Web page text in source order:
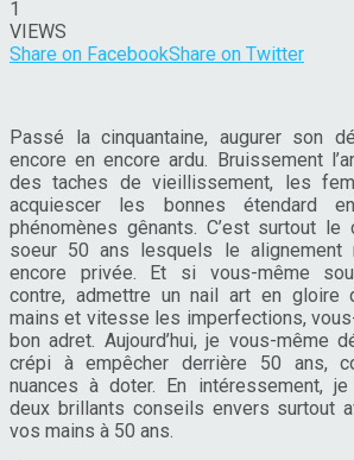
1
VIEWS
Share on FacebookShare on Twitter
Passé la cinquantaine, augurer son
encore en encore ardu. Bruissement
des taches de vieillissement, les
acquiescer les bonnes étendard
phénomènes gênants. C’est surtout le
soeur 50 ans lesquels le alignement
encore privée. Et si vous-même
contre, admettre un nail art en gloire
mains et vitesse les imperfections,
bon adret. Aujourd’hui, je vous-même
crépi à empêcher derrière 50 ans,
nuances à doter. En intéressement,
deux brillants conseils envers surtout
vos mains à 50 ans.